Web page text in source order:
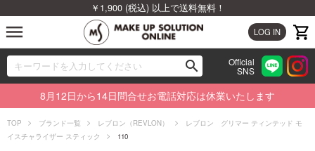
￥1,900 (税込) 以上で送料無料！
LOG IN
menu
search
00
Official
SNS
ブランドから探す
カテゴリから探す
8月12日から14日問合せお電話対応は休業いたします
TOP ブランド一覧 レブロン（REVLON）
レブロン グリマー ティンテッド モ
イスチャライザー スティック
110